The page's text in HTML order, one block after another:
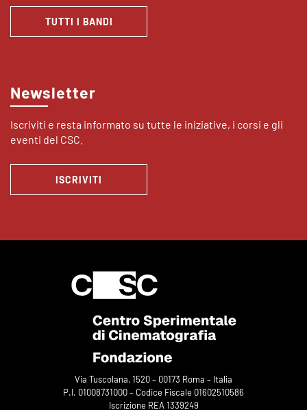
TUTTI I BANDI
Newsletter
Iscriviti e resta informato su tutte le iniziative, i corsi e gli
eventi del CSC.
ISCRIVITI
Via Tuscolana, 1520 – 00173 Roma – Italia
P.I. 01008731000 – Codice Fiscale 01602510586
Iscrizione REA 1339249